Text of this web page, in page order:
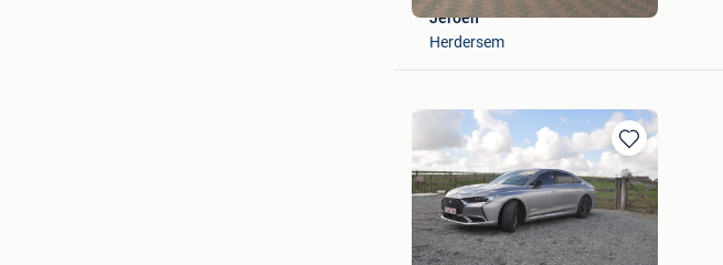
Jeroen
Herdersem
Bewaren
in
Mijn
Favorieten